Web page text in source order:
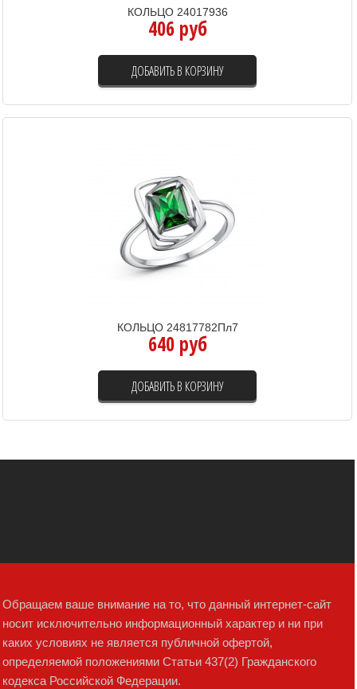
КОЛЬЦО 24017936
406 руб
ДОБАВИТЬ В КОРЗИНУ
КОЛЬЦО 24817782Пл7
640 руб
ДОБАВИТЬ В КОРЗИНУ
Обращаем ваше внимание на то, что данный интернет-сайт
носит исключительно информационный характер и ни при
каких условиях не является публичной офертой,
определяемой положениями Статьи 437(2) Гражданского
кодекса Российской Федерации.